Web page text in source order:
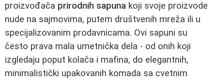
proizvođača prirodnih sapuna koji svoje proizvode
nude na sajmovima, putem društvenih mreža ili u
specijalizovanim prodavnicama. Ovi sapuni su
često prava mala umetnička dela - od onih koji
izgledaju poput kolača i mafina, do elegantnih,
minimalistički upakovanih komada sa cvetnim